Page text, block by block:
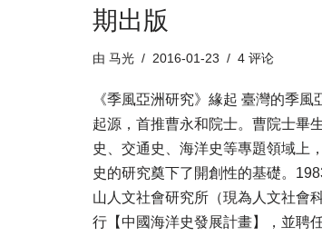
期出版
由 马光 2016-01-23 4 评论
《季風亞洲研究》緣起 臺灣的季風
起源，首推曹永和院士。曹院士畢
史、交通史、海洋史等專題領域上
史的研究奠下了開創性的基礎。
山人文社會研究所（現為人文社會
行【中國海洋史發展計畫】，並聘